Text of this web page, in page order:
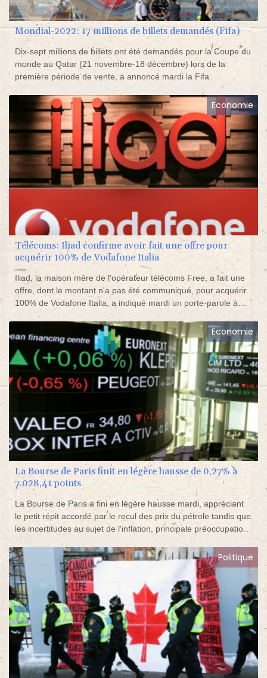
Mondial-2022: 17 millions de billets demandés (Fifa)
Dix-sept millions de billets ont été demandés pour la Coupe du
monde au Qatar (21 novembre-18 décembre) lors de la
première période de vente, a annoncé mardi la Fifa.
Economie
Télécoms: Iliad confirme avoir fait une offre pour
acquérir 100% de Vodafone Italia
Iliad, la maison mère de l'opérateur télécoms Free, a fait une
offre, dont le montant n'a pas été communiqué, pour acquérir
100% de Vodafone Italia, a indiqué mardi un porte-parole à
l'AFP, confirmant une information de l'agence d'informations
financières Bloomberg.
Economie
La Bourse de Paris finit en légère hausse de 0,27% à
7.028,41 points
La Bourse de Paris a fini en légère hausse mardi, appréciant
le petit répit accordé par le recul des prix du pétrole tandis que
les incertitudes au sujet de l'inflation, principale préoccupation
des investisseurs, et du dossier ukrainien demeurent.
Politique